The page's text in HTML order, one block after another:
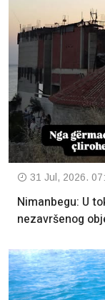
31 Jul, 2026.
Nimanbegu: U
nezavršenog